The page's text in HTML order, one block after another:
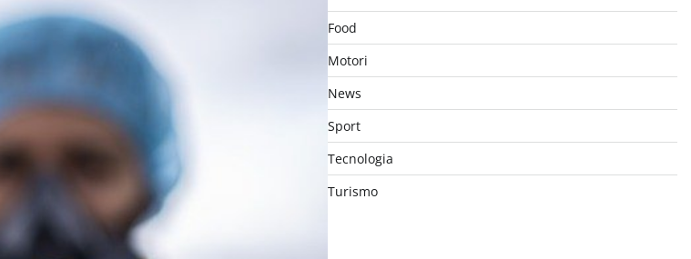
Food
Motori
News
Sport
Tecnologia
Turismo